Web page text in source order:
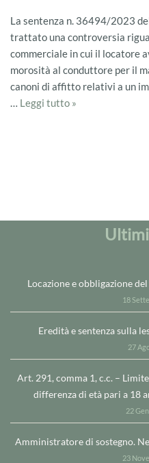
La sentenza n. 36494/2023
trattato una controversia
commerciale in cui il locatore
morosità al conduttore per il
canoni di affitto relativi a un
… Leggi tutto »
Locazione e obbligazione
18
Eredità e sentenza sulla
27
Art. 291, comma 1, c.c. –
differenza di età pari a 18
22
Amministratore di sostegno.
23